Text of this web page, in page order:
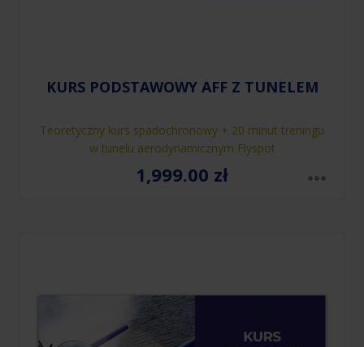
KURS PODSTAWOWY AFF Z TUNELEM
Teoretyczny kurs spadochronowy + 20 minut treningu
w tunelu aerodynamicznym Flyspot
1,999.00 zł